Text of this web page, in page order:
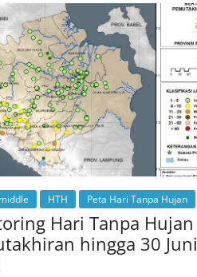
HTH Peta Hari Tanpa Hujan
Hari Tanpa Hujan
hingga 30 Juni